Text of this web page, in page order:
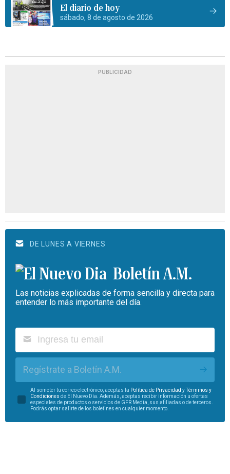
El diario de hoy
sábado, 8 de agosto de 2026
PUBLICIDAD
DE LUNES A VIERNES
Boletín A.M.
Las noticias explicadas de forma sencilla y directa para
entender lo más importante del día.
Regístrate a Boletín A.M.
Al someter tu correo electrónico, aceptas la Política de Privacidad yTérminos y
Condiciones de El Nuevo Día. Además, aceptas recibir información u ofertas
especiales de productos o servicios de GFR Media, sus afiliadas o de terceros.
Podrás optar salirte de los boletines en cualquier momento.